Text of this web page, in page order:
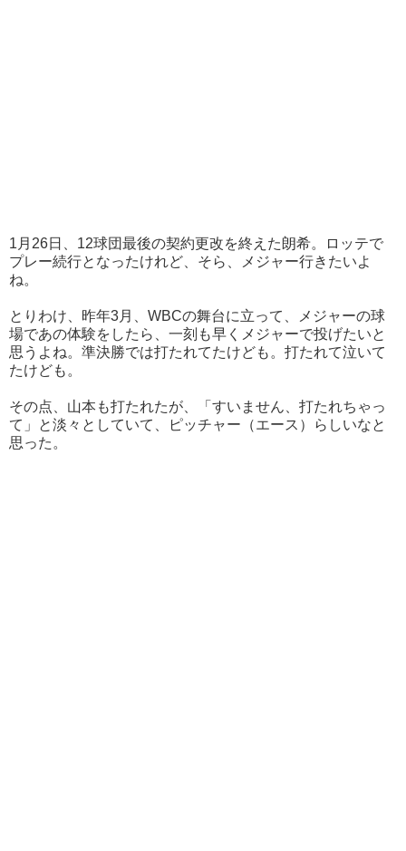
1月26日、12球団最後の契約更改を終えた朗希。ロッテで
プレー続行となったけれど、そら、メジャー行きたいよ
ね。
とりわけ、昨年3月、WBCの舞台に立って、メジャーの球
場であの体験をしたら、一刻も早くメジャーで投げたいと
思うよね。準決勝では打たれてたけども。打たれて泣いて
たけども。
その点、山本も打たれたが、「すいません、打たれちゃっ
て」と淡々としていて、ピッチャー（エース）らしいなと
思った。